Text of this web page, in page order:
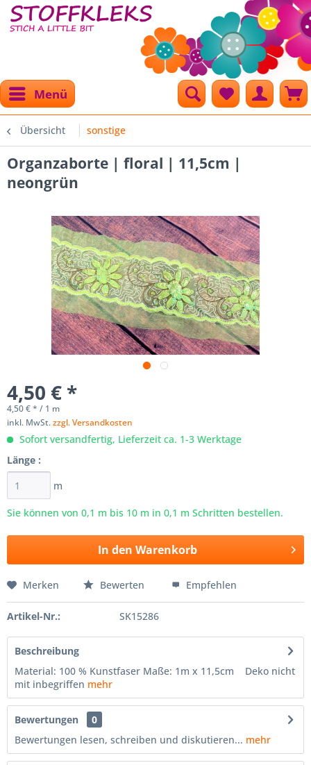
Menü
Übersicht sonstige
Organzaborte | floral | 11,5cm |
neongrün
4,50 € *
4,50 € * / 1 m
inkl. MwSt.zzgl. Versandkosten
Sofort versandfertig, Lieferzeit ca. 1-3 Werktage
Länge :
m
Sie können von 0,1 m bis 10 m in 0,1 m Schritten bestellen.
In den Warenkorb
Merken Bewerten Empfehlen
Artikel-Nr.: SK15286
Beschreibung
Material: 100 % Kunstfaser Maße: 1m x 11,5cm Deko nicht
mit inbegriffen mehr
Bewertungen
0
Bewertungen lesen, schreiben und diskutieren... mehr